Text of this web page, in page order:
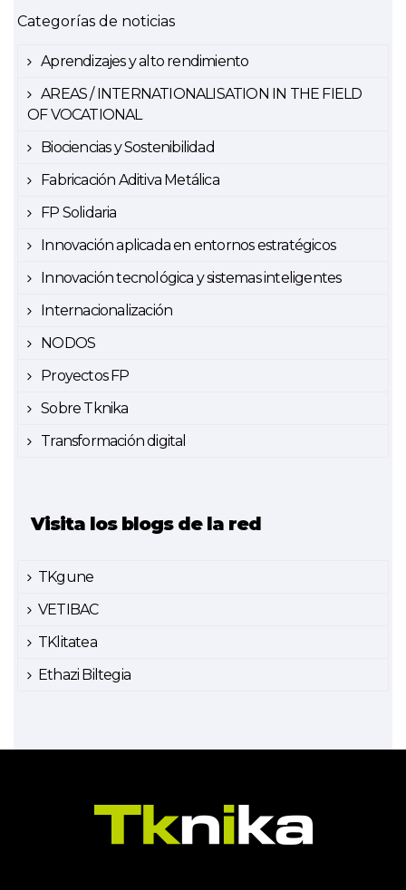
Categorías de noticias
Aprendizajes y alto rendimiento
AREAS / INTERNATIONALISATION IN THE FIELD
OF VOCATIONAL
Biociencias y Sostenibilidad
Fabricación Aditiva Metálica
FP Solidaria
Innovación aplicada en entornos estratégicos
Innovación tecnológica y sistemas inteligentes
Internacionalización
NODOS
Proyectos FP
Sobre Tknika
Transformación digital
Visita los blogs de la red
TKgune
VETIBAC
TKlitatea
Ethazi Biltegia